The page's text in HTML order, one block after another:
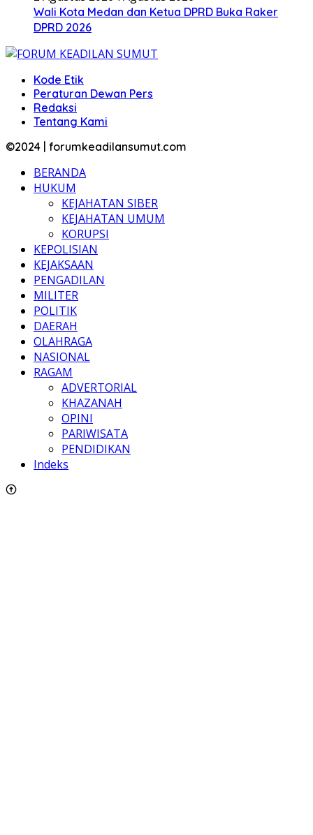
Wali Kota Medan dan Ketua DPRD Buka Raker
DPRD 2026
Kode Etik
Peraturan Dewan Pers
Redaksi
Tentang Kami
©2024 | forumkeadilansumut.com
BERANDA
HUKUM
KEJAHATAN SIBER
KEJAHATAN UMUM
KORUPSI
KEPOLISIAN
KEJAKSAAN
PENGADILAN
MILITER
POLITIK
DAERAH
OLAHRAGA
NASIONAL
RAGAM
ADVERTORIAL
KHAZANAH
OPINI
PARIWISATA
PENDIDIKAN
Indeks